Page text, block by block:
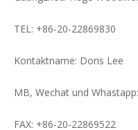
TEL: +86-20-22869830
Kontaktname: Doris Lee
MB, Wechat und
FAX: +86-20-22869522